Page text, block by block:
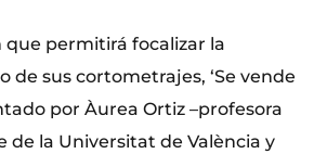
permitirá focalizar la
de sus cortometrajes, ‘Se vende
por Àurea Ortiz –profesora
de la Universitat de València y